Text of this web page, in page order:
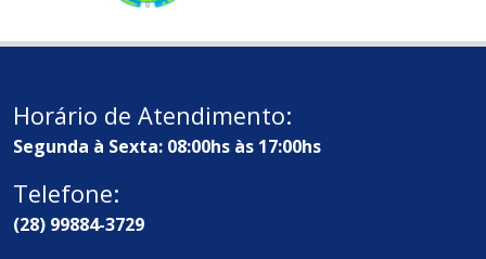
Horário de Atendimento:
Segunda à Sexta: 08:00hs às 17:00hs
Telefone:
(28) 99884-3729